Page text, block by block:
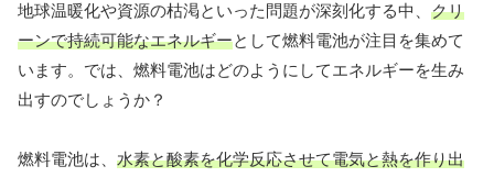
地球温暖化や資源の枯渇といった問題が深刻化する中、 クリ
ーンで持続可能なエネルギーとして燃料電池が注目を集めて
います。では、燃料電池はどのようにしてエネルギーを生み
出すのでしょうか？
燃料電池は、 水素と酸素を化学反応させて電気と熱を作り出